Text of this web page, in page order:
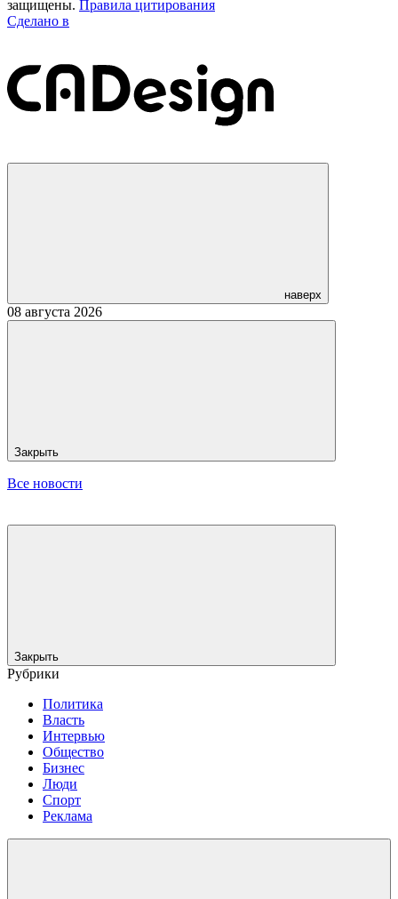
защищены. Правила цитирования
Сделано в
наверх
08 августа 2026
Закрыть
Все новости
Закрыть
Рубрики
Политика
Власть
Интервью
Общество
Бизнес
Люди
Спорт
Реклама